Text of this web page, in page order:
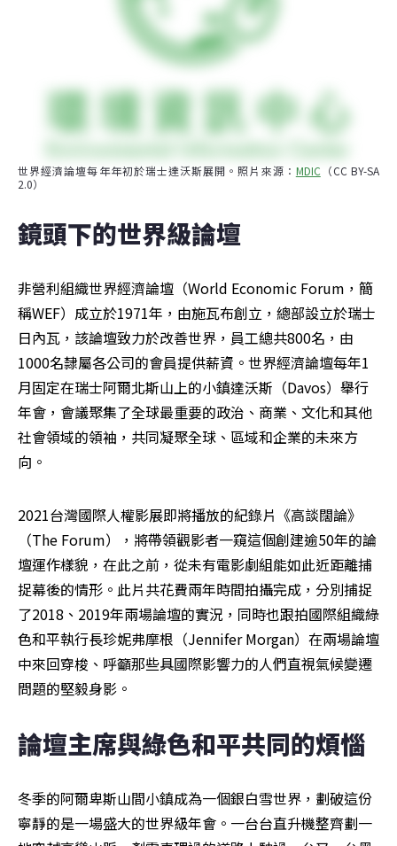
世界經濟論壇每年年初於瑞士達沃斯展開。照片來源： MDIC（CC BY-SA
2.0）
鏡頭下的世界級論壇
非營利組織世界經濟論壇（World Economic Forum，簡
稱WEF）成立於1971年，由施瓦布創立，總部設立於瑞士
日內瓦，該論壇致力於改善世界，員工總共800名，由
1000名隸屬各公司的會員提供薪資。世界經濟論壇每年1
月固定在瑞士阿爾北斯山上的小鎮達沃斯（Davos）舉行
年會，會議聚集了全球最重要的政治、商業、文化和其他
社會領域的領袖，共同凝聚全球、區域和企業的未來方
向。
2021台灣國際人權影展即將播放的紀錄片《高談闊論》
（The Forum），將帶領觀影者一窺這個創建逾50年的論
壇運作樣貌，在此之前，從未有電影劇組能如此近距離捕
捉幕後的情形。此片共花費兩年時間拍攝完成，分別捕捉
了2018、2019年兩場論壇的實況，同時也跟拍國際組織綠
色和平執行長珍妮弗摩根（Jennifer Morgan）在兩場論壇
中來回穿梭、呼籲那些具國際影響力的人們直視氣候變遷
問題的堅毅身影。
論壇主席與綠色和平共同的煩惱
冬季的阿爾卑斯山間小鎮成為一個銀白雪世界，劃破這份
寧靜的是一場盛大的世界級年會。一台台直升機整齊劃一